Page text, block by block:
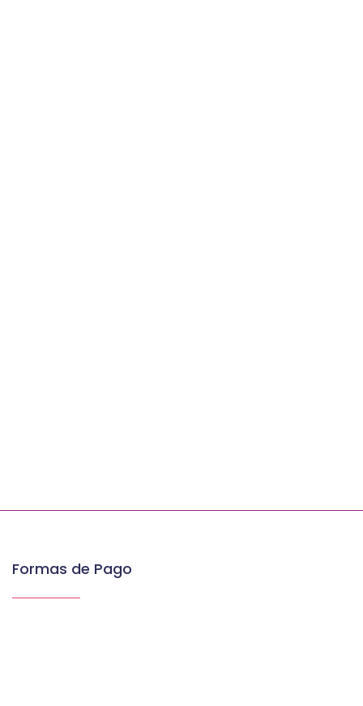
Formas de Pago